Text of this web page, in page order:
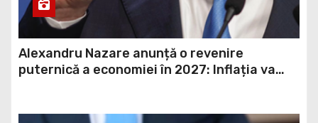
Alexandru Nazare anunță o revenire
puternică a economiei în 2027: Inflația va